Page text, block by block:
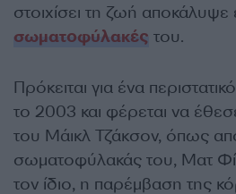
στοιχίσει τη ζωή
σωματοφύλακές του.
Πρόκειται για ένα
το 2003 και φέρεται να
του Μάικλ Τζάκσον, όπως
σωματοφύλακάς του, Ματ
τον ίδιο, η παρέμβαση της